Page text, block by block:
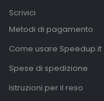
Scrivici
Metodi di pagamento
Come usare Speedup.it
Spese di spedizione
Istruzioni per il reso